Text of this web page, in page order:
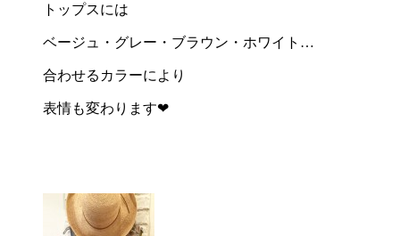
トップスには
ベージュ・グレー・ブラウン・ホワイト…
合わせるカラーにより
表情も変わります❤︎